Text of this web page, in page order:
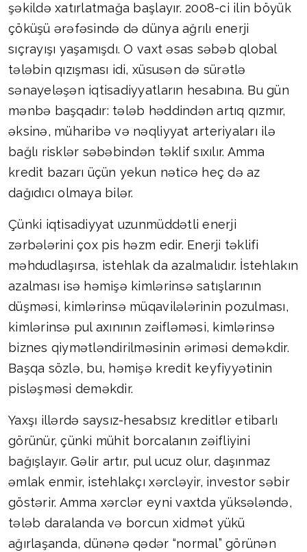
şəkildə xatırlatmağa başlayır. 2008-ci ilin böyük
çöküşü ərəfəsində də dünya ağrılı enerji
sıçrayışı yaşamışdı. O vaxt əsas səbəb qlobal
tələbin qızışması idi, xüsusən də sürətlə
sənayeləşən iqtisadiyyatların hesabına. Bu gün
mənbə başqadır: tələb həddindən artıq qızmır,
əksinə, müharibə və nəqliyyat arteriyaları ilə
bağlı risklər səbəbindən təklif sıxılır. Amma
kredit bazarı üçün yekun nəticə heç də az
dağıdıcı olmaya bilər.
Çünki iqtisadiyyat uzunmüddətli enerji
zərbələrini çox pis həzm edir. Enerji təklifi
məhdudlaşırsa, istehlak da azalmalıdır. İstehlakın
azalması isə həmişə kimlərinsə satışlarının
düşməsi, kimlərinsə müqavilələrinin pozulması,
kimlərinsə pul axınının zəifləməsi, kimlərinsə
biznes qiymətləndirilməsinin əriməsi deməkdir.
Başqa sözlə, bu, həmişə kredit keyfiyyətinin
pisləşməsi deməkdir.
Yaxşı illərdə saysız-hesabsız kreditlər etibarlı
görünür, çünki mühit borcalanın zəifliyini
bağışlayır. Gəlir artır, pul ucuz olur, daşınmaz
əmlak enmir, istehlakçı xərcləyir, investor səbir
göstərir. Amma xərclər eyni vaxtda yüksələndə,
tələb daralanda və borcun xidmət yükü
ağırlaşanda, dünənə qədər “normal” görünən